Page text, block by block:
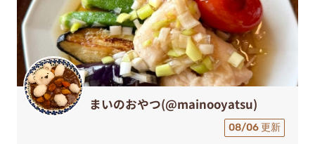
まいのおやつ(@mainooyatsu)
08/06 更新